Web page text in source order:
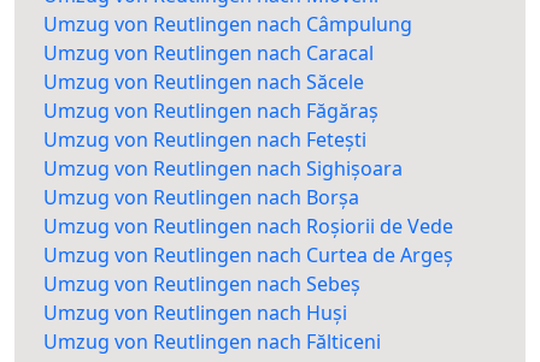
Umzug von Reutlingen nach Câmpulung
Umzug von Reutlingen nach Caracal
Umzug von Reutlingen nach Săcele
Umzug von Reutlingen nach Făgăraș
Umzug von Reutlingen nach Fetești
Umzug von Reutlingen nach Sighișoara
Umzug von Reutlingen nach Borșa
Umzug von Reutlingen nach Roșiorii de Vede
Umzug von Reutlingen nach Curtea de Argeș
Umzug von Reutlingen nach Sebeș
Umzug von Reutlingen nach Huși
Umzug von Reutlingen nach Fălticeni